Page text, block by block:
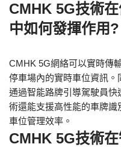
CMHK 5G技術
中如何發揮作用?
CMHK 5G網絡可以實時傳
停車場內的實時車位資訊
通過智能路牌引導駕駛員
術還能支援高性能的車牌
車位管理效率。
CMHK 5G技術